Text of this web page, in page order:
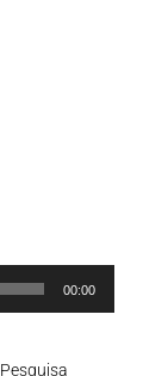
00:00
Pesquisa